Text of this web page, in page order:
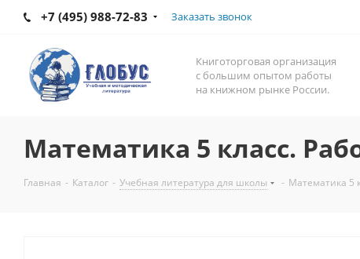
+7 (495) 988-72-83 Заказать звонок
Книготорговая организация
с большим опытом работы
на книжном рынке России.
Математика 5 класс.
Главная - Каталог - Учебная литература для школы - Математика 5